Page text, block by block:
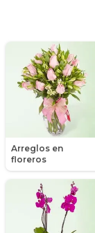
Arreglos en
floreros